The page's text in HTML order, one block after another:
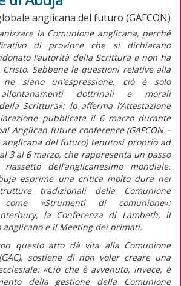
anglicana del futuro (GAFCON)
la Comunione anglicana, perché
di province che si dichiarano
l’autorità della Scrittura e non ha
Sebbene le questioni relative alla
ne siano un’espressione, ciò è solo
dottrinali e morali
Scrittura»: lo afferma l’Attestazione
pubblicata il 6 marzo durante
Anglican future conference (GAFCON –
anglicana del futuro) tenutosi proprio ad
3 al 6 marzo, che rappresenta un passo
dell’anglicanesimo mondiale.
esprime una critica molto dura nei
tradizionali della Comunione
«Strumenti di comunione»:
la Conferenza di Lambeth, il
anglicano e il Meeting dei primati.
questo atto dà vita alla Comunione
sostiene di non voler creare una
«Ciò che è avvenuto, invece, è
della gestione della Comunione